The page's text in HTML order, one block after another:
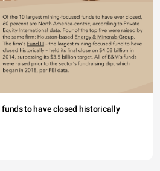
to have closed historically